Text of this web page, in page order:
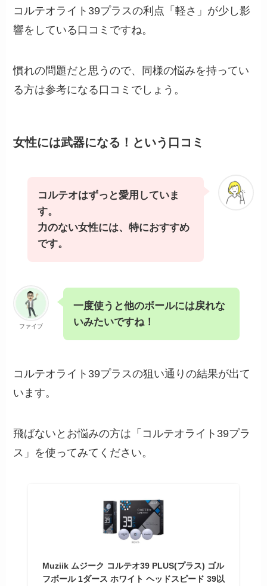
コルテオライト39プラスの利点「軽さ」が少し影
響をしている口コミですね。
慣れの問題だと思うので、同様の悩みを持ってい
る方は参考になる口コミでしょう。
女性には武器になる！という口コミ
コルテオはずっと愛用していま
す。
力のない女性には、特におすすめ
です。
ファイブ
一度使うと他のボールには戻れな
いみたいですね！
コルテオライト39プラスの狙い通りの結果が出て
います。
飛ばないとお悩みの方は「コルテオライト39プラ
ス」を使ってみてください。
Muziik ムジーク コルテオ39 PLUS(プラス) ゴル
フボール 1ダース ホワイト ヘッドスピード 39以